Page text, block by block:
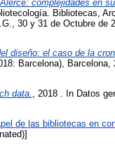
complejidades en
Bibliotecas,
30 y 31 de Octubre de
diseño: el caso de la
Barcelona), Barcelona,
data. , 2018 . In Datos
de las bibliotecas en